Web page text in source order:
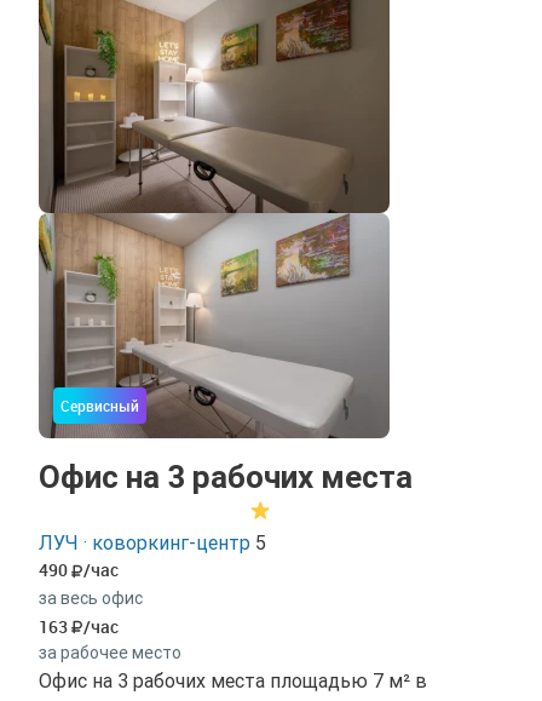
Сервисный
Офис на 3 рабочих места
ЛУЧ · коворкинг-центр 5
490 /час
за весь офис
163 /час
за рабочее место
Офис на 3 рабочих места площадью 7 м² в